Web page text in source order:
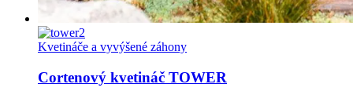
Kvetináče a vyvýšené záhony
Cortenový kvetináč TOWER